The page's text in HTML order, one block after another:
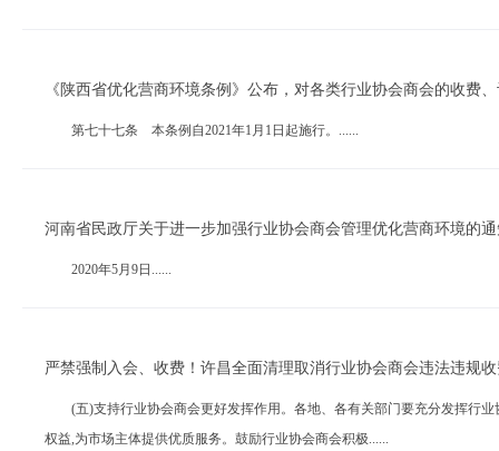
《陕西省优化营商环境条例》公布，对各类行业协会商会的收费
第七十七条 本条例自2021年1月1日起施行。......
河南省民政厅关于进一步加强行业协会商会管理优化营商环境的
2020年5月9日......
严禁强制入会、收费！许昌全面清理取消行业协会商会违法违规
(五)支持行业协会商会更好发挥作用。各地、各有关部门要充分发挥行业
权益,为市场主体提供优质服务。鼓励行业协会商会积极......